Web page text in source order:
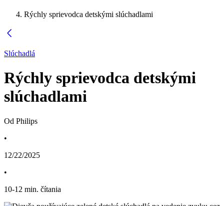
Rýchly sprievodca detskými slúchadlami
Slúchadlá
Rýchly sprievodca detskými
slúchadlami
Od Philips
•
12/22/2025
•
10-12 min. čítania